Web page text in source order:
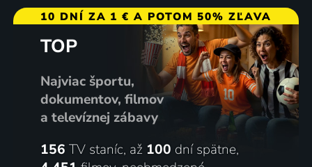
67%
10 DNÍ ZA 1 € A POTOM 50% ZĽAVA
TOP
Najviac športu,
dokumentov, filmov
a televíznej zábavy
156 TV staníc, až 100 dní spätne,